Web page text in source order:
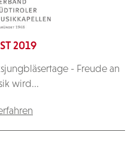
2019
- Freude an
wird...